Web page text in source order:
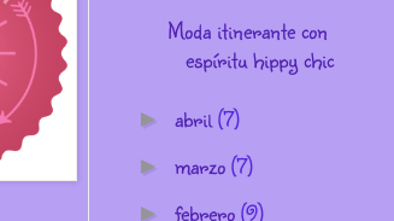
Moda itinerante con
espíritu hippy chic
► abril(7)
► marzo(7)
► febrero(9)